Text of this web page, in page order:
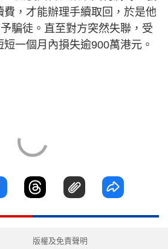
，才能辦理手續取回，於是他
騙徒。直至對方突然失聯，受
一個月內損失逾900萬港元。
版權及免責聲明